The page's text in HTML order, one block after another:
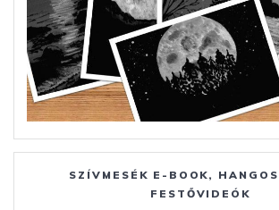
SZÍVMESÉK E-BOOK,
FESTŐVIDEÓK